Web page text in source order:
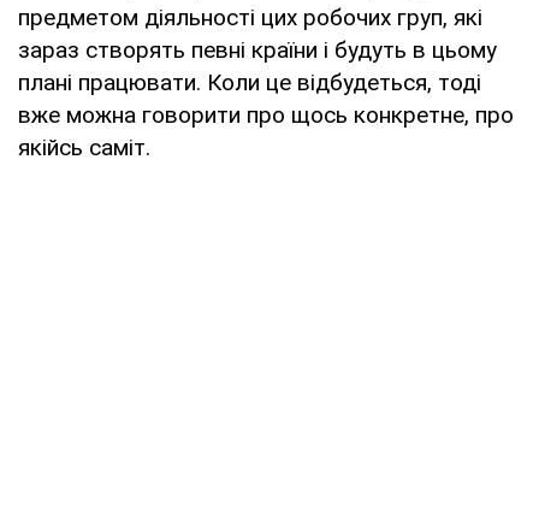
предметом діяльності цих робочих груп, які
зараз створять певні країни і будуть в цьому
плані працювати. Коли це відбудеться, тоді
вже можна говорити про щось конкретне, про
якійсь саміт.